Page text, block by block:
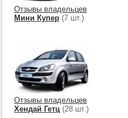
Отзывы владельцев
Мини Купер (7 шт.)
Отзывы владельцев
Хендай Гетц (28 шт.)